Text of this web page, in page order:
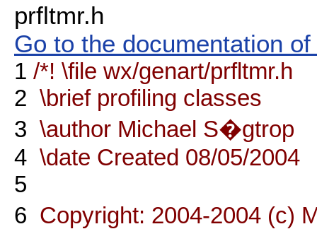
prfltmr.h
Go to the documentation
1 /*! \file wx/genart/prfltmr.h
2 \brief profiling classes
3 \author Michael S�gtrop
4 \date Created 08/05/2004
5
6 Copyright: 2004-2004 (c)